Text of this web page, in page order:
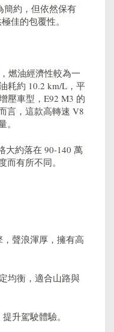
簡約，但依然保有
佳的包覆性。
燃油經濟性較為一
耗約 10.2 km/L，平
壓車型，E92 M3 的
言，這款高轉速 V8
大約落在 90-140 萬
有所不同。
聲浪渾厚，擁有高
均衡，適合山路與
升駕駛體驗。